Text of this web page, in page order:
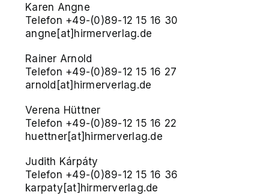
Karen Angne
Telefon +49-(0)89-12 15 16 30
angne[at]hirmerverlag.de
Rainer Arnold
Telefon +49-(0)89-12 15 16 27
arnold[at]hirmerverlag.de
Verena Hüttner
Telefon +49-(0)89-12 15 16 22
huettner[at]hirmerverlag.de
Judith Kárpáty
Telefon +49-(0)89-12 15 16 36
karpaty[at]hirmerverlag.de